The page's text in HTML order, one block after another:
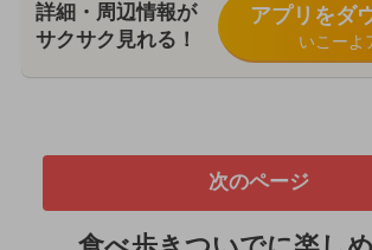
詳細・周辺情報が
サクサク見れる！
アプリをダ
いこーよ
次のページ